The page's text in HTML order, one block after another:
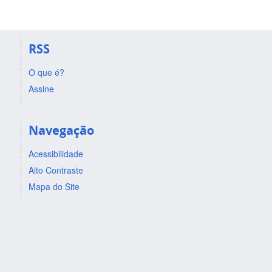
RSS
O que é?
Assine
Navegação
Acessibilidade
Alto Contraste
Mapa do Site